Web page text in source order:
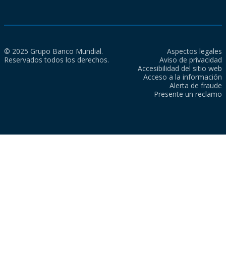
© 2025 Grupo Banco Mundial.
Reservados todos los derechos.
Aspectos legales
Aviso de privacidad
Accesibilidad del sitio web
Acceso a la información
Alerta de fraude
Presente un reclamo